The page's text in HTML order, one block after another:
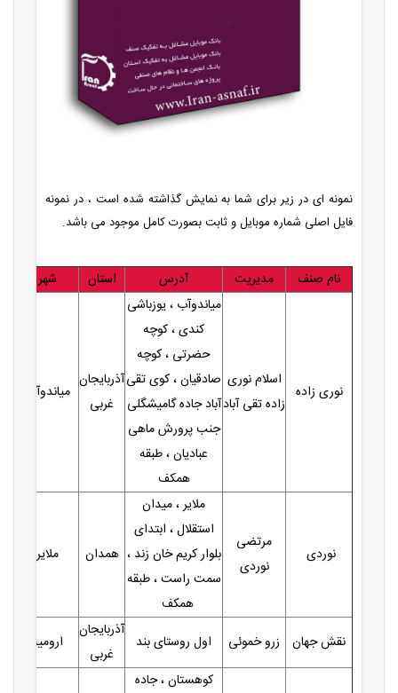
نمونه ای در زیر برای شما به نمایش گذاشته شده است ، در نمونه
فایل اصلی شماره موبایل و ثابت بصورت کامل موجود می باشد.
نام صنف مدیریت آدرس استان شهر
نوری زاده
اسلام نوری
زاده تقی آباد
میاندوآب ، یوزباشی
کندی ، کوچه
حضرتی ، کوچه
صادقیان ، کوی تقی
آباد جاده گامیشگلی
جنب پرورش ماهی
عبادیان ، طبقه
همکف
آذربایجان
غربی
میاندوآب
نوردی
مرتضی
نوردی
ملایر ، میدان
استقلال ، ابتدای
بلوار کریم خان زند ،
سمت راست ، طبقه
همکف
همدان ملایر
نقش جهان زرو خموئی اول روستای بند
آذربایجان
غربی
ارومیه
کوهستان ، جاده